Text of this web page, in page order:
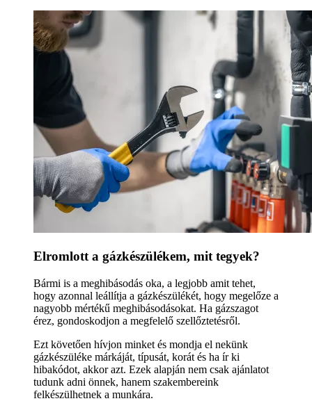
Elromlott a gázkészülékem, mit tegyek?
Bármi is a meghibásodás oka, a legjobb amit tehet,
hogy azonnal leállítja a gázkészülékét, hogy megelőze a
nagyobb mértékű meghibásodásokat. Ha gázszagot
érez, gondoskodjon a megfelelő szellőztetésről.
Ezt követően hívjon minket és mondja el nekünk
gázkészüléke márkáját, típusát, korát és ha ír ki
hibakódot, akkor azt. Ezek alapján nem csak ajánlatot
tudunk adni önnek, hanem szakembereink
felkészülhetnek a munkára.